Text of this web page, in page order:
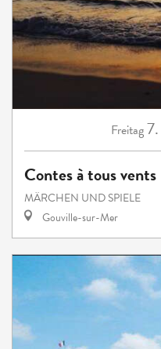
Freitag7.
Contes à tous vents
MÄRCHEN UND SPIELE
Gouville-sur-Mer